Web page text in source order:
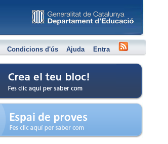
Condicions d'ús Ajuda Entra